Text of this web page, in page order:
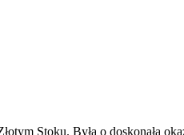
Stoku. Była o doskonała